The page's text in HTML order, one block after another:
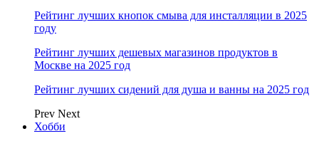
Рейтинг лучших кнопок смыва для инсталляции в 2025
году
Рейтинг лучших дешевых магазинов продуктов в
Москве на 2025 год
Рейтинг лучших сидений для душа и ванны на 2025 год
Prev Next
Хобби